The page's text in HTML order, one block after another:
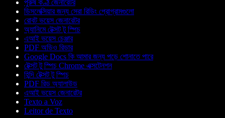
পুরুষ কণ্ঠ জেনারেটর
ডিসলেক্সিয়ার জন্য সেরা রিডিং প্রোগ্রামগুলো
রোবট ভয়েস জেনারেটর
অ্যানিমে টেক্সট টু স্পিচ
এআই ভয়েস চেঞ্জার
PDF অডিও রিডার
Google Docs কি আমার জন্য পড়ে শোনাতে পারে
টেক্সট টু স্পিচ Chrome এক্সটেনশন
হিন্দি টেক্সট টু স্পিচ
PDF রিড অ্যালাউড
এআই ভয়েস জেনারেটর
Texto a Voz
Leitor de Texto